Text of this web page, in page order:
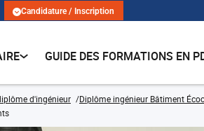
Candidature / Inscription
GUIDE DES FORMATIONS EN
d'ingénieur Diplôme ingénieur Bâtiment